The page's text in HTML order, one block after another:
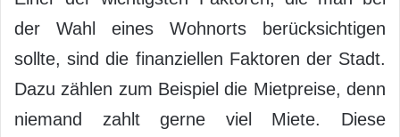
der Wahl eines Wohnorts berücksichtigen
sollte, sind die finanziellen Faktoren der Stadt.
Dazu zählen zum Beispiel die Mietpreise, denn
niemand zahlt gerne viel Miete. Diese